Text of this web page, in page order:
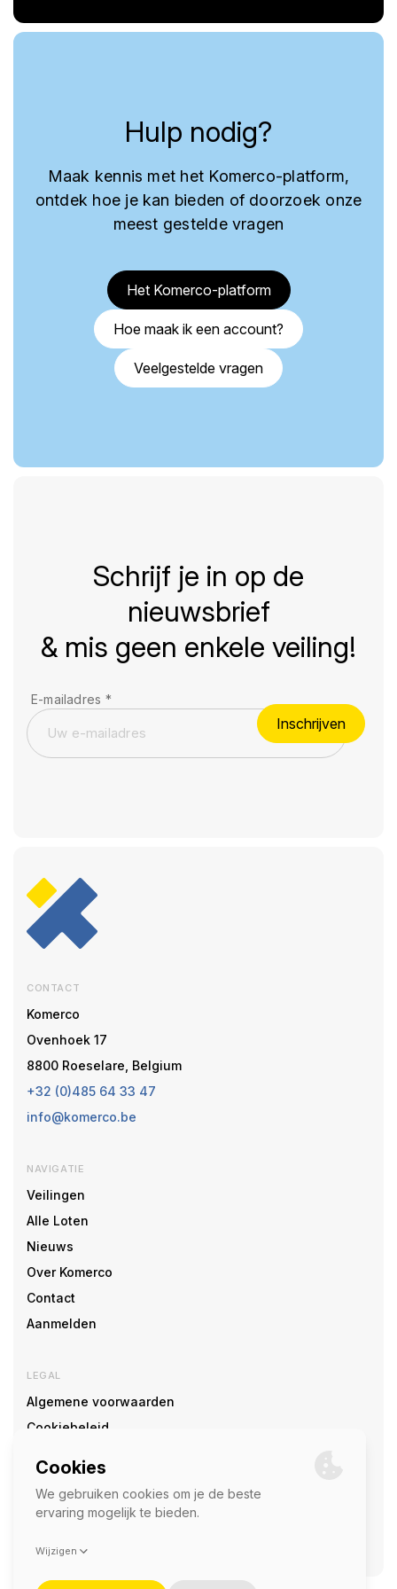
Hulp nodig?
Maak kennis met het Komerco-platform,
ontdek hoe je kan bieden of doorzoek onze
meest gestelde vragen
Het Komerco-platform
Hoe maak ik een account?
Veelgestelde vragen
Schrijf je in op de
nieuwsbrief
& mis geen enkele veiling!
E-mailadres *
Inschrijven
CONTACT
Komerco
Ovenhoek 17
8800 Roeselare, Belgium
+32 (0)485 64 33 47
info@komerco.be
NAVIGATIE
Veilingen
Alle Loten
Nieuws
Over Komerco
Contact
Aanmelden
LEGAL
Algemene voorwaarden
Cookiebeleid
SOCIAL